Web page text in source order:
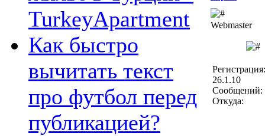
TurkeyApartment
Как быстро
вычитать текст
про футбол перед
публикацией?
Webmaster
Регистрация:
26.1.10
Сообщений:
Откуда: